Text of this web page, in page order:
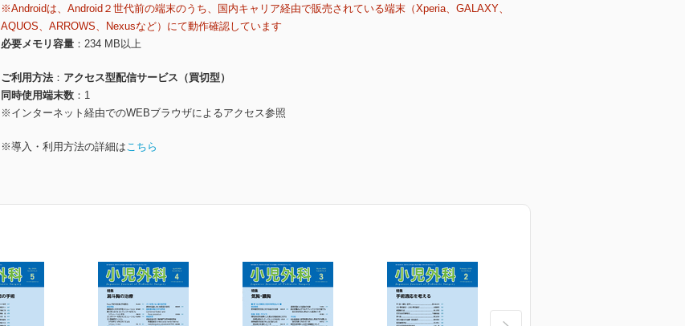
※Androidは、Android２世代前の端末のうち、国内キャリア経由で販売されている端末（Xperia、GALAXY、
AQUOS、ARROWS、Nexusなど）にて動作確認しています
必要メモリ容量
234 MB以上
ご利用方法
アクセス型配信サービス（買切型）
同時使用端末数
1
※インターネット経由でのWEBブラウザによるアクセス参照
※導入・利用方法の詳細はこちら